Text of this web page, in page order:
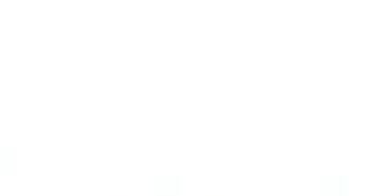
: je ne me contente pas de mettre en place